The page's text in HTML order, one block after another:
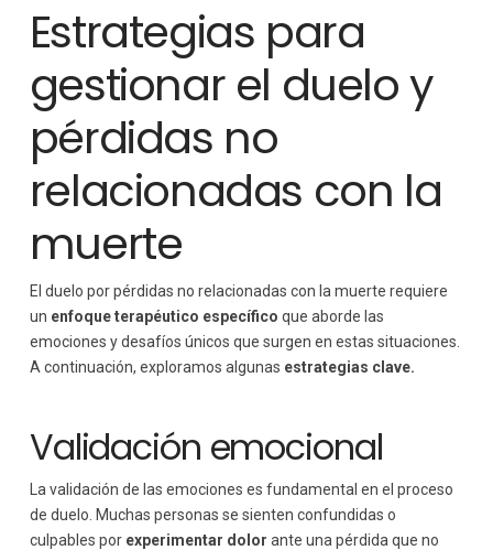
Estrategias para
gestionar el duelo y
pérdidas no
relacionadas con la
muerte
El duelo por pérdidas no relacionadas con la muerte requiere
un enfoque terapéutico específico que aborde las
emociones y desafíos únicos que surgen en estas situaciones.
A continuación, exploramos algunas estrategias clave.
Validación emocional
La validación de las emociones es fundamental en el proceso
de duelo. Muchas personas se sienten confundidas o
culpables por experimentar dolor ante una pérdida que no